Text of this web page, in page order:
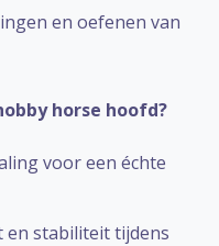
en oefenen van
horse hoofd?
voor een échte
en stabiliteit tijdens